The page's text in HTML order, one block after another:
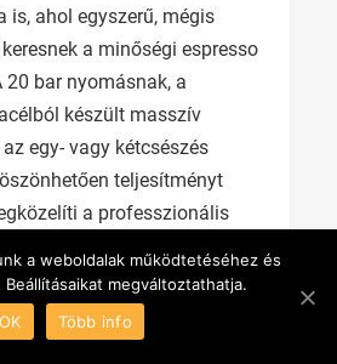
is, ahol egyszerű, mégis
a minőségi espresso
20 bar nyomásnak, a
készült masszív
egy- vagy kétcsészés
teljesítményt
a professzionális
választássá teszi azok
az intuitív
letisztult megjelenést.
a weboldalak működtetéséhez és
megváltoztathatja.
OK
Több info